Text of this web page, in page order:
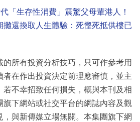
「生存性消費」震驚父母輩港人！
攤還換取人生體驗：死慳死抵供樓已
的所有投資分析技巧，只可作參考用
者在作出投資決定前理應審慎，並主
若不幸招致任何損失，概與本刊及相
旗下網站或社交平台的網誌內容及觀
與新傳媒立場無關。本集團旗下網